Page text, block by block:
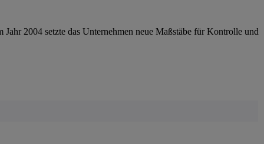
2004 setzte das Unternehmen neue Maßstäbe für Kontrolle und